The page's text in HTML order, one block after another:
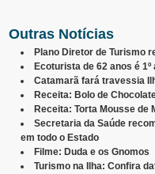
Outras Notícias
Plano Diretor de Turismo
Ecoturista de 62 anos é
Catamarã fará travessia
Receita: Bolo de
Receita: Torta Mousse de
Secretaria da Saúde
em todo o Estado
Filme: Duda e os Gnomos
Turismo na Ilha: Confira